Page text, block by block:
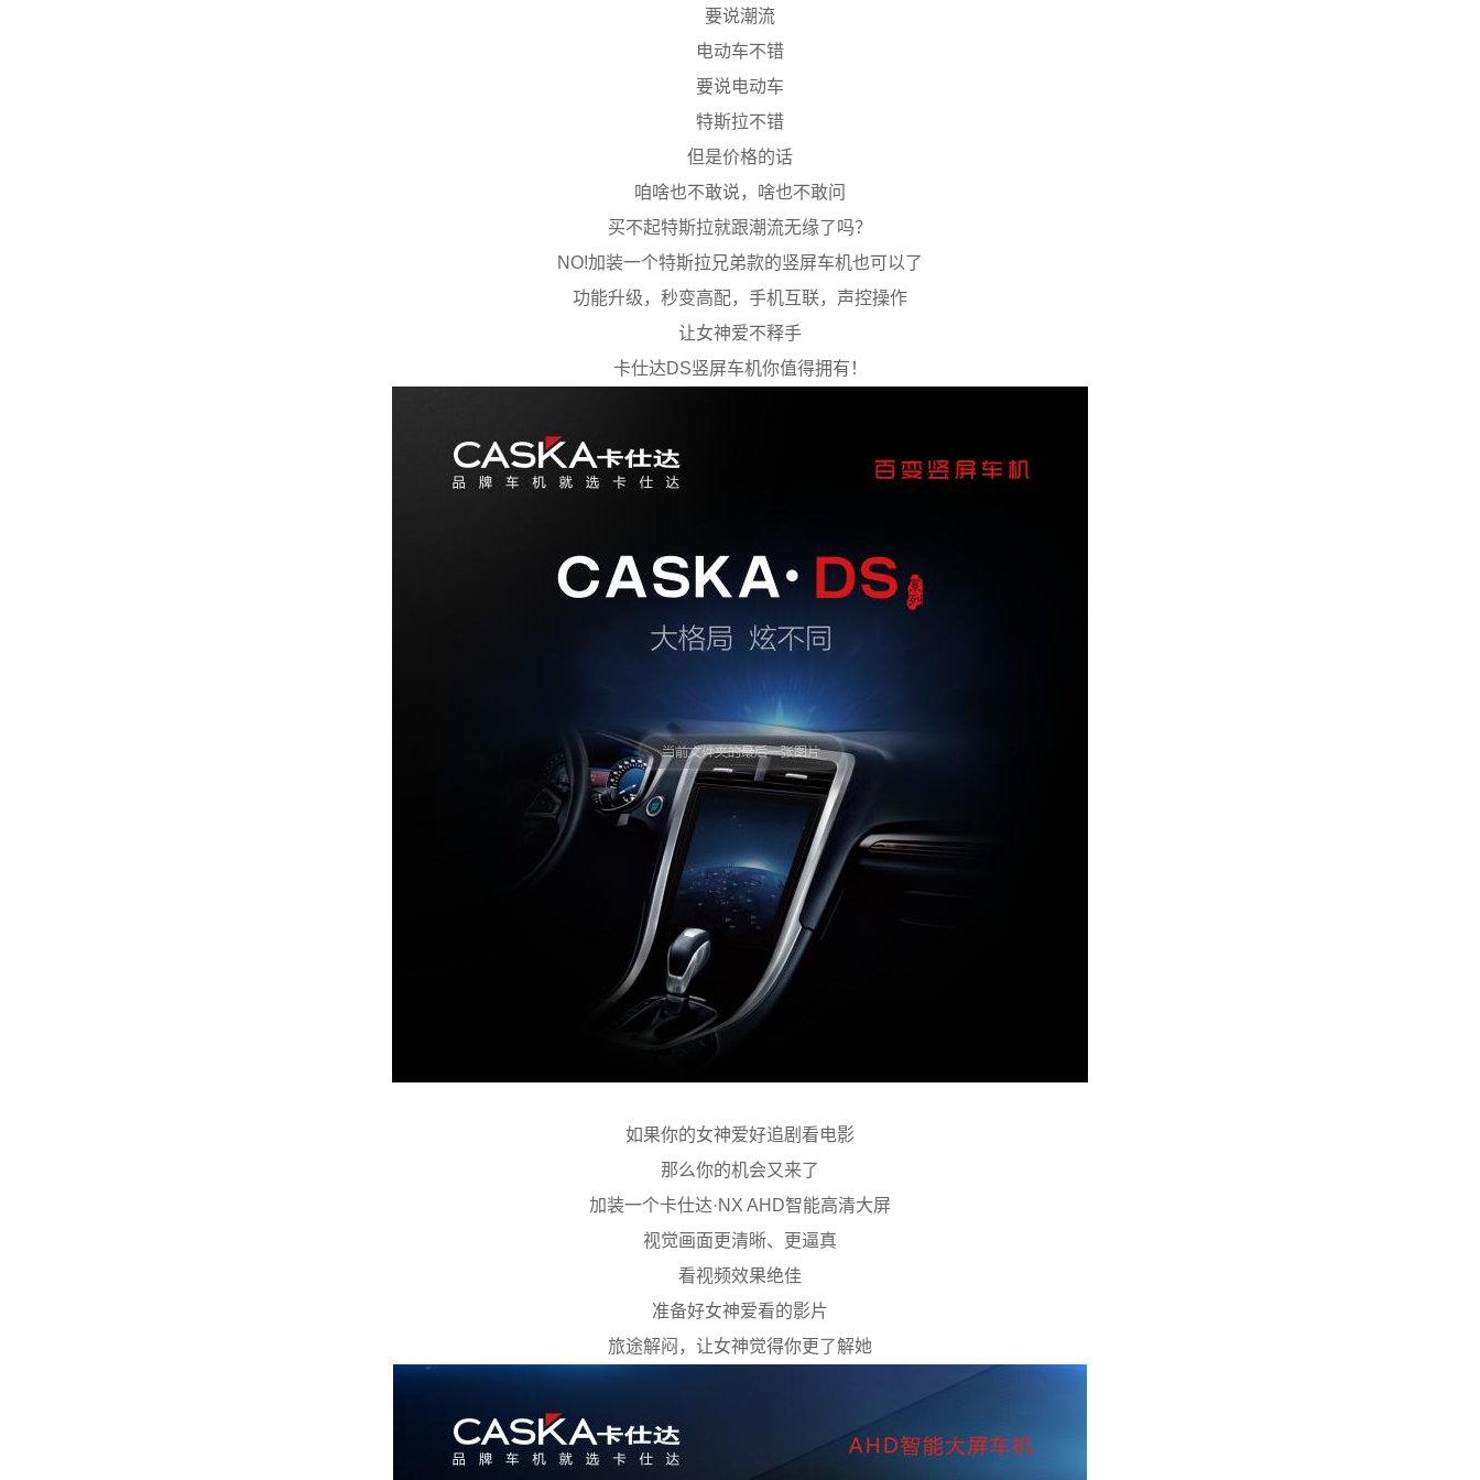
要说潮流
电动车不错
要说电动车
特斯拉不错
但是价格的话
咱啥也不敢说，啥也不敢问
买不起特斯拉就跟潮流无缘了吗？
NO!加装一个特斯拉兄弟款的竖屏车机也可以了
功能升级，秒变高配，手机互联，声控操作
让女神爱不释手
卡仕达DS竖屏车机你值得拥有！
如果你的女神爱好追剧看电影
那么你的机会又来了
加装一个卡仕达·NX AHD智能高清大屏
视觉画面更清晰、更逼真
看视频效果绝佳
准备好女神爱看的影片
旅途解闷，让女神觉得你更了解她